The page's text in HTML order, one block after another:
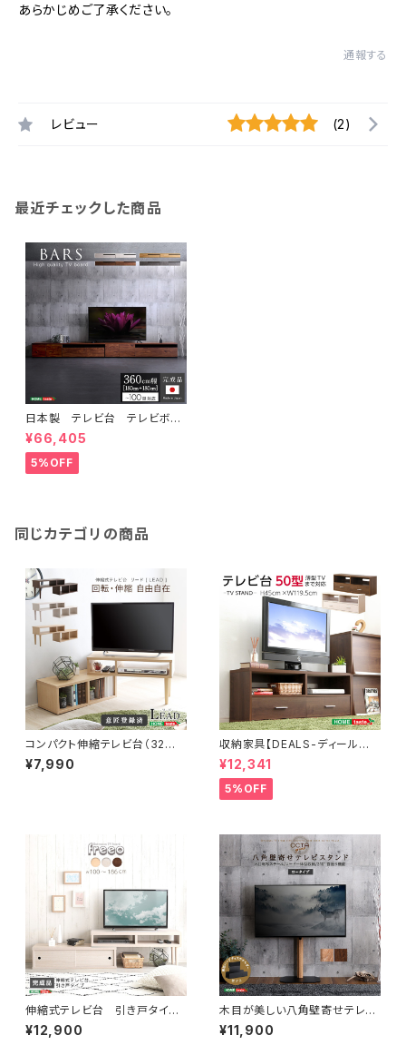
あらかじめご了承ください。
通報する
レビュー (2)
最近チェックした商品
日本製 テレビ台 テレビボー
ド 360cm幅 【BARS-バー
ス-】 SH-24-BR360
¥66,405
5%OFF
同じカテゴリの商品
コンパクト伸縮テレビ台（32型
まで対応）コーナー、ローボー
ド、リビング収納【LEAD-リー
¥7,990
収納家具【DEALS-ディール
ズ-】テレビ台 DSP-TV120
¥12,341
5%OFF
伸縮式テレビ台 引き戸タイ
プ SD-120EX
¥12,900
木目が美しい八角壁寄せテレビ
スタンドロータイプ専用 ハー
ドディスクホルダーセット OT
¥11,900